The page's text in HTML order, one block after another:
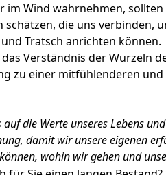
im Wind wahrnehmen,
schätzen, die uns verbinden,
Tratsch anrichten können.
Verständnis der Wurzeln
zu einer mitfühlenderen
die Werte unseres Lebens
damit wir unsere eigenen
können, wohin wir gehen und